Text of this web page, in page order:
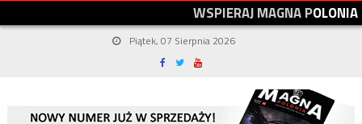
WSPIERAJMAGNAPOLONIA
Piątek, 07 Sierpnia 2026